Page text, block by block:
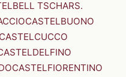
TSCHARS.
CASTELBUONO
CASTELCUCCO
CASTELFIORENTINO